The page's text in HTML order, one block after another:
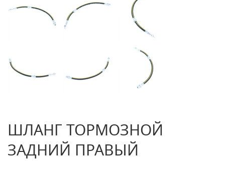
ШЛАНГ ТОРМОЗНОЙ
ЗАДНИЙ ПРАВЫЙ